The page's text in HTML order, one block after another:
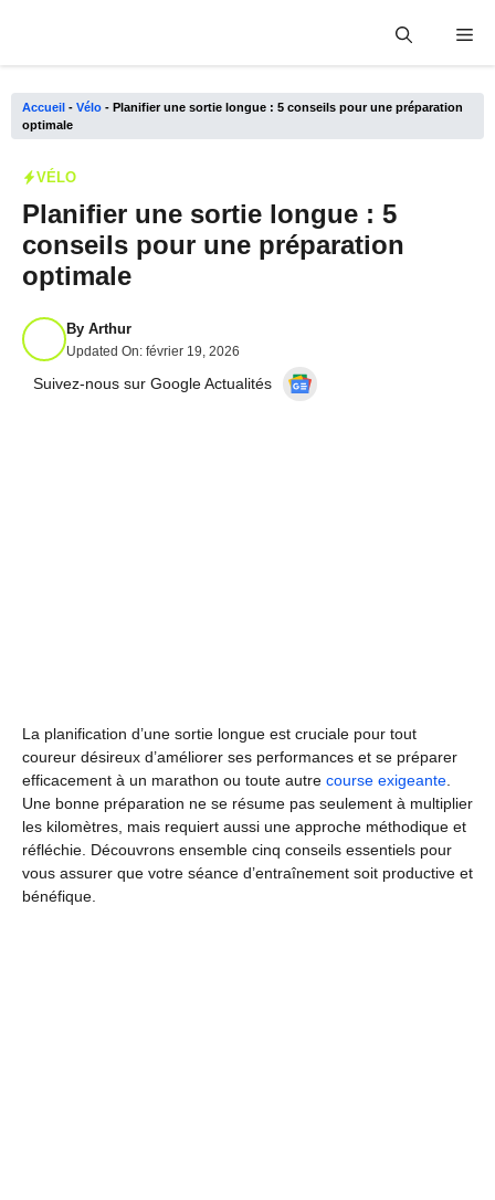
Accueil - Vélo - Planifier une sortie longue : 5 conseils pour une préparation
optimale
VÉLO
Planifier une sortie longue : 5
conseils pour une préparation
optimale
By Arthur
Updated On: février 19, 2026
Suivez-nous sur Google Actualités
La planification d’une sortie longue est cruciale pour tout
coureur désireux d’améliorer ses performances et se préparer
efficacement à un marathon ou toute autre course exigeante
Une bonne préparation ne se résume pas seulement à multiplier
les kilomètres, mais requiert aussi une approche méthodique et
réfléchie. Découvrons ensemble cinq conseils essentiels pour
vous assurer que votre séance d’entraînement soit productive et
bénéfique.